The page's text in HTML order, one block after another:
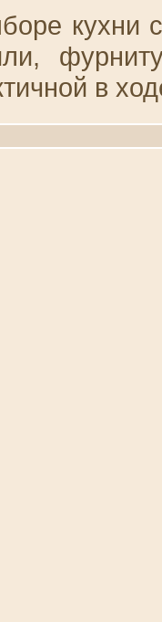
кухни
в